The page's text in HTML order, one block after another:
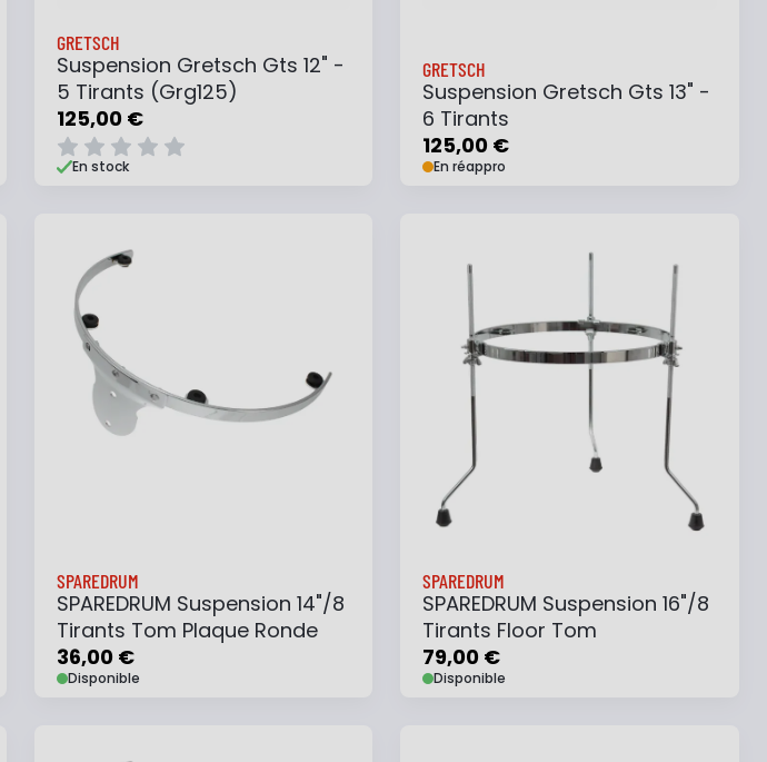
GRETSCH
Suspension Gretsch Gts 12" -
5 Tirants (Grg125)
125,00 €
En stock
Ajouter au panier
GRETSCH
Suspension Gretsch Gts 13" -
6 Tirants
125,00 €
En réappro
SPAREDRUM
SPAREDRUM Suspension 14"/8
Tirants Tom Plaque Ronde
36,00 €
Disponible
SPAREDRUM
SPAREDRUM Suspension 16"/8
Tirants Floor Tom
79,00 €
Disponible